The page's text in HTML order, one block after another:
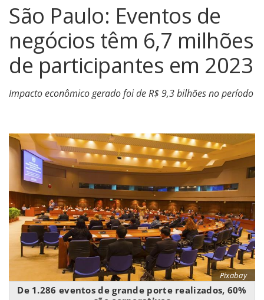
São Paulo: Eventos de
negócios têm 6,7 milhões
de participantes em 2023
Impacto econômico gerado foi de R$ 9,3 bilhões no período
Pixabay
De 1.286 eventos de grande porte realizados, 60%